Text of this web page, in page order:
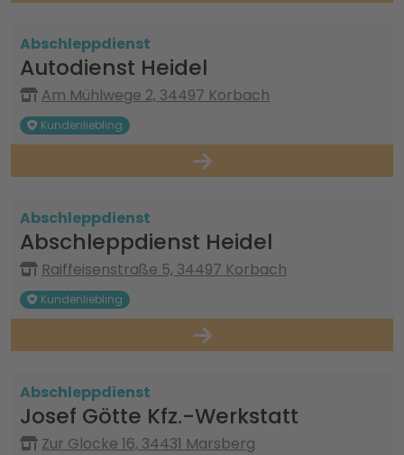
Abschleppdienst
Autodienst Heidel
Am Mühlwege 2, 34497 Korbach
Kundenliebling
Abschleppdienst
Abschleppdienst Heidel
Raiffeisenstraße 5, 34497 Korbach
Kundenliebling
Abschleppdienst
Josef Götte Kfz.-Werkstatt
Zur Glocke 16, 34431 Marsberg